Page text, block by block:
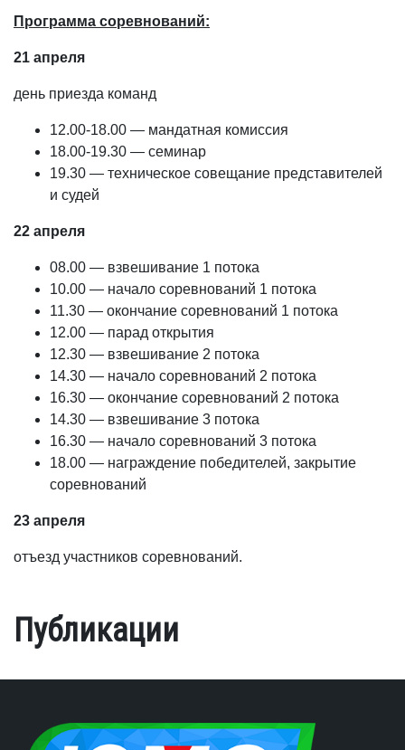
Программа соревнований:
21 апреля
день приезда команд
12.00-18.00 — мандатная комиссия
18.00-19.30 — семинар
19.30 — техническое совещание представителей
и судей
22 апреля
08.00 — взвешивание 1 потока
10.00 — начало соревнований 1 потока
11.30 — окончание соревнований 1 потока
12.00 — парад открытия
12.30 — взвешивание 2 потока
14.30 — начало соревнований 2 потока
16.30 — окончание соревнований 2 потока
14.30 — взвешивание 3 потока
16.30 — начало соревнований 3 потока
18.00 — награждение победителей, закрытие
соревнований
23 апреля
отъезд участников соревнований.
Публикации